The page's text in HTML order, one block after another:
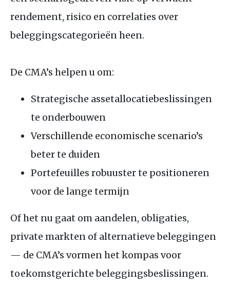
rendement, risico en correlaties over
beleggingscategorieën heen.
De CMA’s helpen u om:
Strategische assetallocatiebeslissingen
te onderbouwen
Verschillende economische scenario’s
beter te duiden
Portefeuilles robuuster te positioneren
voor de lange termijn
Of het nu gaat om aandelen, obligaties,
private markten of alternatieve beleggingen
— de CMA’s vormen het kompas voor
toekomstgerichte beleggingsbeslissingen.